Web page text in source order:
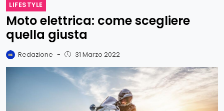
LIFESTYLE
Moto elettrica: come scegliere
quella giusta
Redazione - 31 Marzo 2022